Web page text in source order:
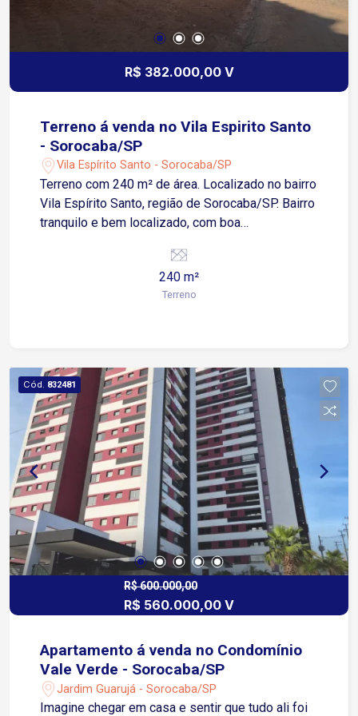
R$ 382.000,00 V
Terreno á venda no Vila Espirito Santo
- Sorocaba/SP
Vila Espírito Santo - Sorocaba/SP
Terreno com 240 m² de área. Localizado no bairro
Vila Espírito Santo, região de Sorocaba/SP. Bairro
tranquilo e bem localizado, com boa
principais vias da cidade. Excelente oportunidade
para quem busca um lote com medidas amplas
de frente, ideal para construção residencial.
240 m²
Terreno
Cód. 832481
R$ 600.000,00
R$ 560.000,00 V
Apartamento á venda no Condomínio
Vale Verde - Sorocaba/SP
Jardim Guarujá - Sorocaba/SP
Imagine chegar em casa e sentir que tudo ali foi